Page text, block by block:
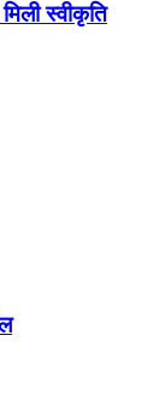
स्वीकृति